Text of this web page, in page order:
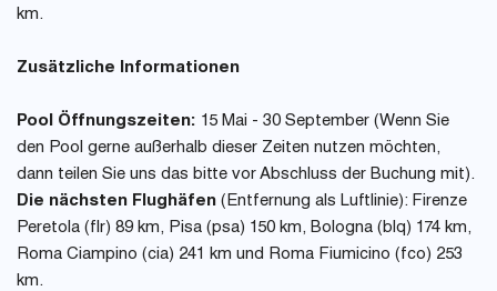
km.
Zusätzliche Informationen
Pool Öffnungszeiten: 15 Mai - 30 September (Wenn Sie
den Pool gerne außerhalb dieser Zeiten nutzen möchten,
dann teilen Sie uns das bitte vor Abschluss der Buchung mit).
Die nächsten Flughäfen (Entfernung als Luftlinie): Firenze
Peretola (flr) 89 km, Pisa (psa) 150 km, Bologna (blq) 174 km,
Roma Ciampino (cia) 241 km und Roma Fiumicino (fco) 253
km.